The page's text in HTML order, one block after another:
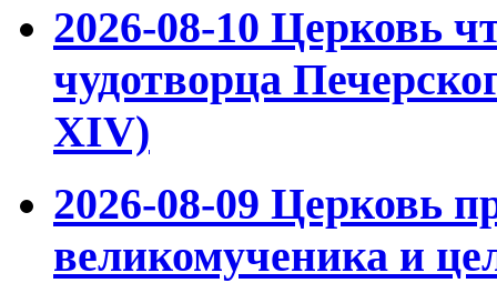
2026-08-10 Церковь
чудотворца
XIV)
2026-08-09 Церковь
великомученика и